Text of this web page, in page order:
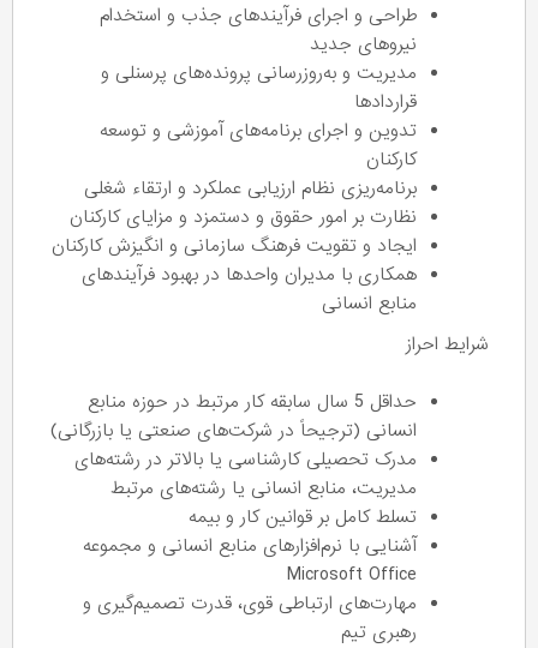
طراحی و اجرای فرآیندهای جذب و استخدام
نیروهای جدید
مدیریت و به‌روزرسانی پرونده‌های پرسنلی و
قراردادها
تدوین و اجرای برنامه‌های آموزشی و توسعه
کارکنان
برنامه‌ریزی نظام ارزیابی عملکرد و ارتقاء شغلی
نظارت بر امور حقوق و دستمزد و مزایای کارکنان
ایجاد و تقویت فرهنگ سازمانی و انگیزش کارکنان
همکاری با مدیران واحدها در بهبود فرآیندهای
منابع انسانی
شرایط احراز
حداقل 5 سال سابقه کار مرتبط در حوزه منابع
انسانی (ترجیحاً در شرکت‌های صنعتی یا بازرگانی)
مدرک تحصیلی کارشناسی یا بالاتر در رشته‌های
مدیریت، منابع انسانی یا رشته‌های مرتبط
تسلط کامل بر قوانین کار و بیمه
آشنایی با نرم‌افزارهای منابع انسانی و مجموعه
Microsoft Office
مهارت‌های ارتباطی قوی، قدرت تصمیم‌گیری و
رهبری تیم